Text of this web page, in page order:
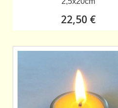
22,50 €